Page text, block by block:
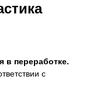
в переработке.
с